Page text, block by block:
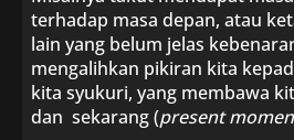
terhadap masa depan, atau
lain yang belum jelas
mengalihkan pikiran kita
kita syukuri, yang membawa
dan sekarang (present